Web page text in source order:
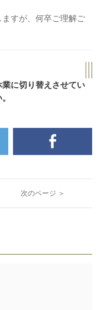
すが、何卒ご理解ご
に切り替えさせてい
次のページ ＞